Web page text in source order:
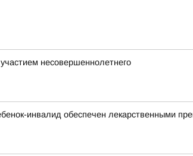
несовершеннолетнего
инвалид обеспечен лекарственными